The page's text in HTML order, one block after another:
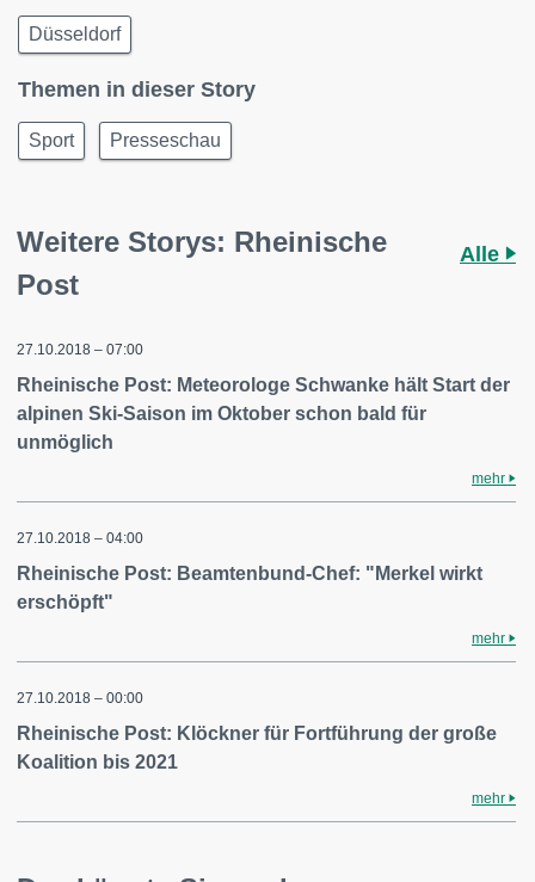
Düsseldorf
Themen in dieser Story
Sport Presseschau
Weitere Storys: Rheinische
Post
Alle
27.10.2018 – 07:00
Rheinische Post: Meteorologe Schwanke hält Start der
alpinen Ski-Saison im Oktober schon bald für
unmöglich
mehr
27.10.2018 – 04:00
Rheinische Post: Beamtenbund-Chef: "Merkel wirkt
erschöpft"
mehr
27.10.2018 – 00:00
Rheinische Post: Klöckner für Fortführung der große
Koalition bis 2021
mehr